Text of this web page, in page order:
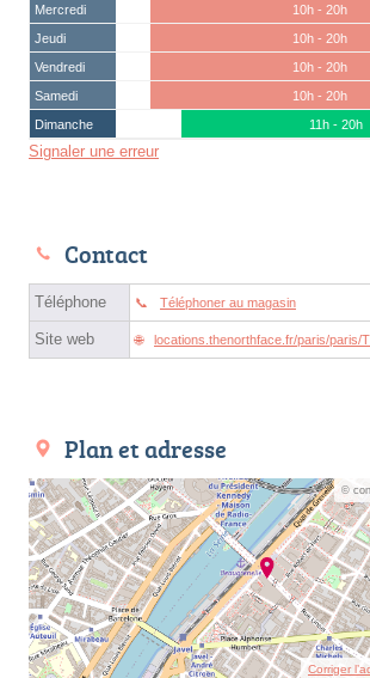
Mercredi
10h - 20h
Jeudi
10h - 20h
Vendredi
10h - 20h
Samedi
10h - 20h
Dimanche
11h - 20h
Signaler une erreur
Contact
Téléphone Téléphoner au magasin
Site web locations.thenorthface.fr/paris/paris/
Plan et adresse
©
Corriger